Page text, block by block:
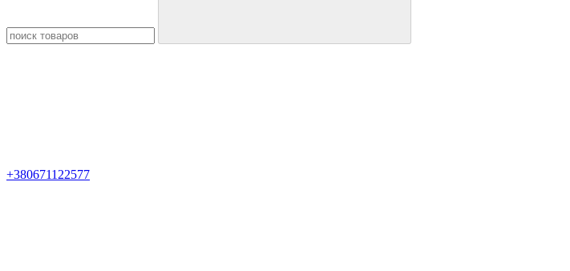
+380671122577